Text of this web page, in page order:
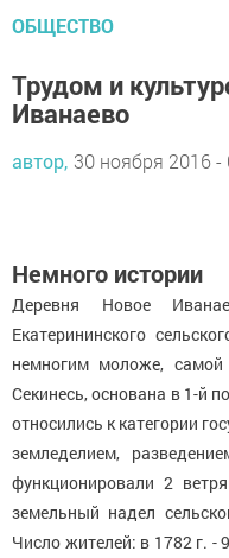
ОБЩЕСТВО
Трудом и
Иванаево
автор, 30 ноября 2016 -
Немного истории
Деревня Новое
Екатерининского
немногим моложе,
Секинесь, основана в 1-й
относились к категории
земледелием,
функционировали 2
земельный надел
Число жителей: в 1782 г. -